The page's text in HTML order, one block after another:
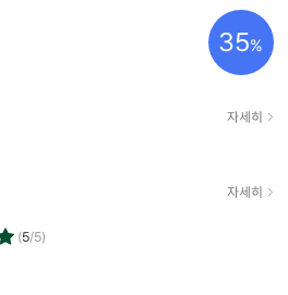
35%
자세히
자세히
(5/5)